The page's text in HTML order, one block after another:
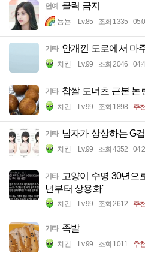
연예 클릭 금지
뇸뇸 Lv.85 조회 1335
기타 안개낀 도로에서 마
치킨 Lv.99 조회 2046
기타 찹쌀 도너츠 근본 논
치킨 Lv.99 조회 1898 추
기타 남자가 상상하는 G
치킨 Lv.99 조회 4352
기타 고양이 수명 30년으
년부터 상용화'
치킨 Lv.99 조회 2612 추
기타 족발
치킨 Lv.99 조회 1011 추